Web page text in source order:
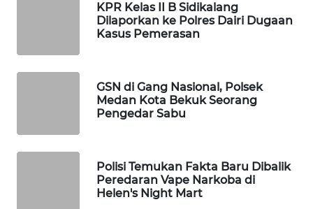
KPR Kelas II B Sidikalang
Dilaporkan ke Polres Dairi Dugaan
Kasus Pemerasan
GSN di Gang Nasional, Polsek
Medan Kota Bekuk Seorang
Pengedar Sabu
Polisi Temukan Fakta Baru Dibalik
Peredaran Vape Narkoba di
Helen's Night Mart
SIDIKALANG